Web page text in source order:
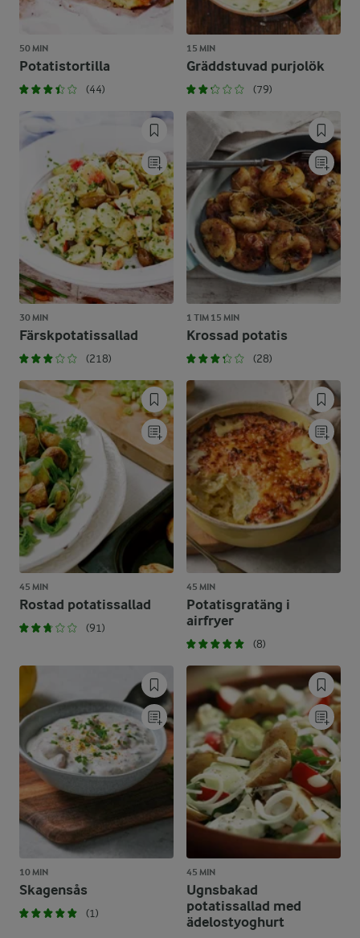
50 MIN
Potatistortilla
(44)
15 MIN
Gräddstuvad purjolök
(79)
30 MIN
Färskpotatissallad
(218)
1 TIM 15 MIN
Krossad potatis
(28)
45 MIN
Rostad potatissallad
(91)
45 MIN
Potatisgratäng i
airfryer
(8)
10 MIN
Skagensås
(1)
45 MIN
Ugnsbakad
potatissallad med
ädelostyoghurt